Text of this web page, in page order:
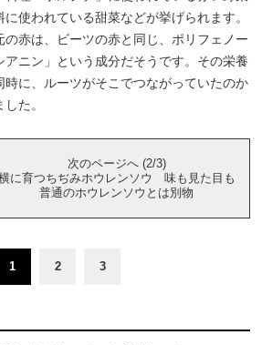
使われている甜菜などが挙げられます。
赤は、ビーツの赤と同じ、ポリフェノー
アニン」という成分だそうです。その栄養
時に、ルーツがそこでつながっていたのか
た。
次のページへ (2/3)
に育つちぢみホウレンソウ 味も見た目も
普通のホウレンソウとは別物
1 2 3